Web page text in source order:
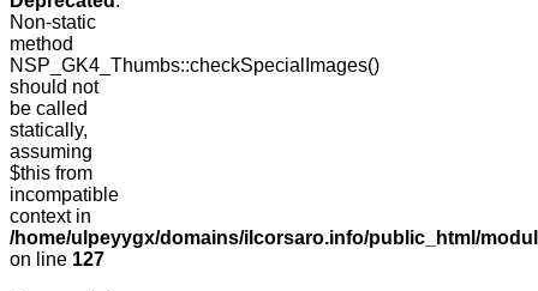
Non-static
method
NSP_GK4_Thumbs::checkSpecialImages()
should not
be called
statically,
assuming
$this from
incompatible
context in
/home/ulpeyygx/domains/ilcorsaro.info/public_html/
on line 127